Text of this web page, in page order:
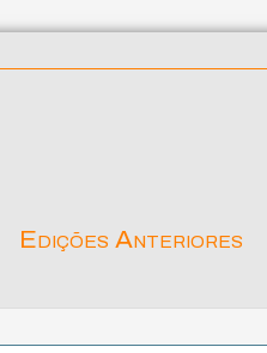
Edições Anteriores